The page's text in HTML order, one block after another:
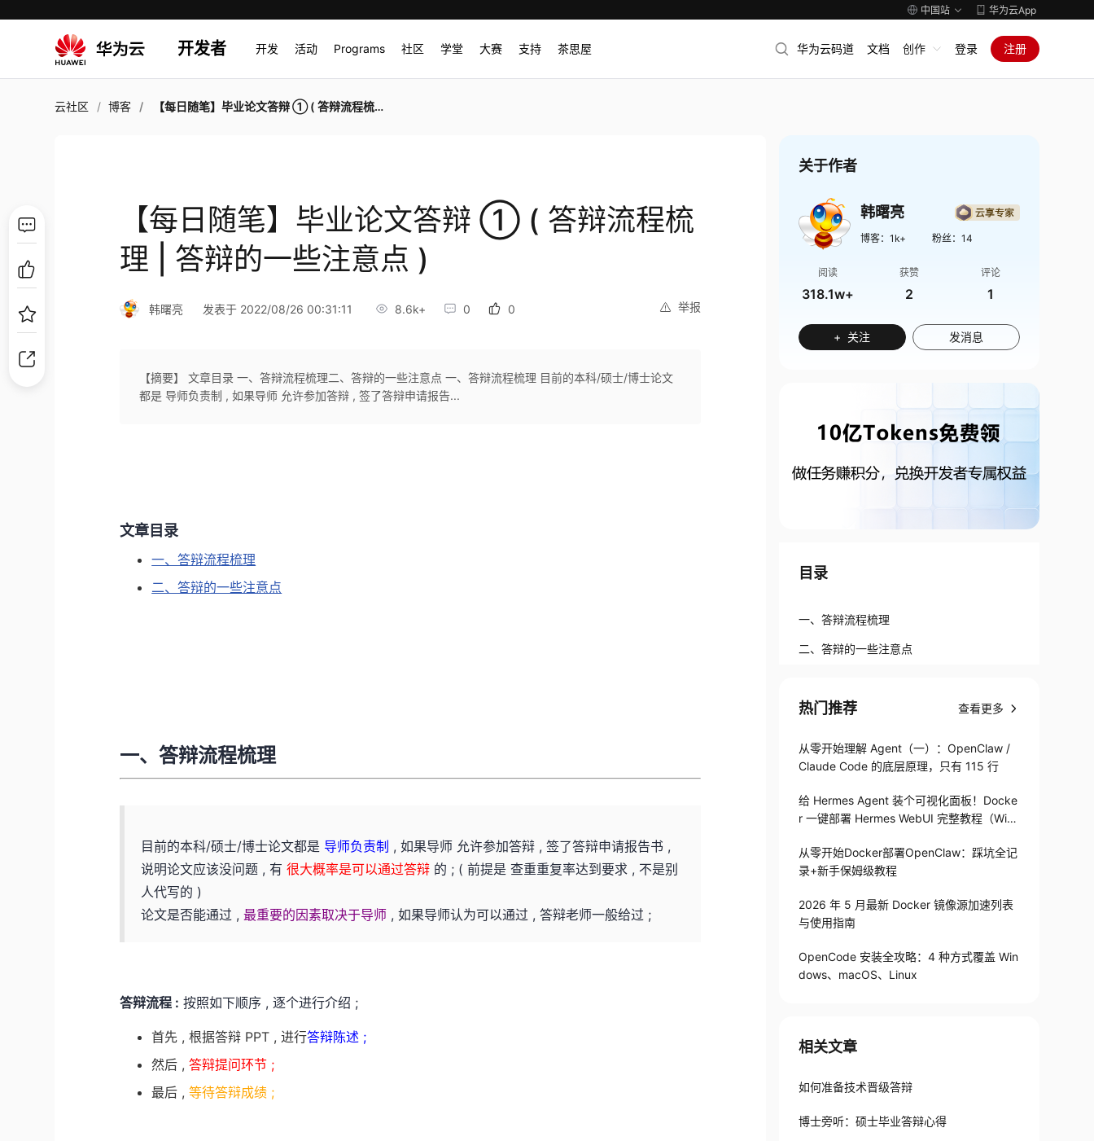
中国站 华为云App
开发者 开发 活动 Programs 社区 学堂 大赛 支持 茶思屋 华为云码道 文档 创作 登录 注册
云社区 博客 【每日随笔】毕业论文答辩 ① ( 答辩流程梳理 | 答辩的一些注意点 )
【每日随笔】毕业论文答辩 ① ( 答辩流程梳
理 | 答辩的一些注意点 )
举报
韩曙亮 发表于 2022/08/26 00:31:11 8.6k+ 0 0
【摘要】 文章目录 一、答辩流程梳理二、答辩的一些注意点 一、答辩流程梳理 目前的本科/硕士/博士论文
都是 导师负责制 , 如果导师 允许参加答辩 , 签了答辩申请报告...
文章目录
一、答辩流程梳理
二、答辩的一些注意点
一、答辩流程梳理
目前的本科/硕士/博士论文都是 导师负责制 , 如果导师 允许参加答辩 , 签了答辩申请报告书 ,
说明论文应该没问题 , 有很大概率是可以通过答辩 的 ; ( 前提是 查重重复率达到要求 , 不是别
人代写的 )
论文是否能通过 ,最重要的因素取决于导师 , 如果导师认为可以通过 , 答辩老师一般给过 ;
答辩流程 : 按照如下顺序 , 逐个进行介绍 ;
首先 , 根据答辩 PPT , 进行答辩陈述 ;
然后 ,答辩提问环节 ;
最后 ,等待答辩成绩 ;
关于作者
韩曙亮
博客： 1k+ 粉丝： 14
阅读
318.1w+
获赞
2
评论
1
+ 关注 发消息
目录
一、答辩流程梳理
二、答辩的一些注意点
热门推荐 查看更多
从零开始理解 Agent（一）：OpenClaw /
Claude Code 的底层原理，只有 115 行
给 Hermes Agent 装个可视化面板！Docke
r 一键部署 Hermes WebUI 完整教程（Win
从零开始Docker部署OpenClaw：踩坑全记
录+新手保姆级教程
2026 年 5 月最新 Docker 镜像源加速列表
与使用指南
OpenCode 安装全攻略：4 种方式覆盖 Win
dows、macOS、Linux
相关文章
如何准备技术晋级答辩
博士旁听：硕士毕业答辩心得